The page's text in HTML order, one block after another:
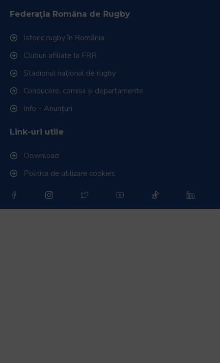
Federația Româna de Rugby
Istoric rugby în România
Cluburi afiliate la FRR
Stadionul național de rugby
Conducere, comisii și departamente
Info - Anunțuri
Link-uri utile
Download
Politica de utilizare cookies